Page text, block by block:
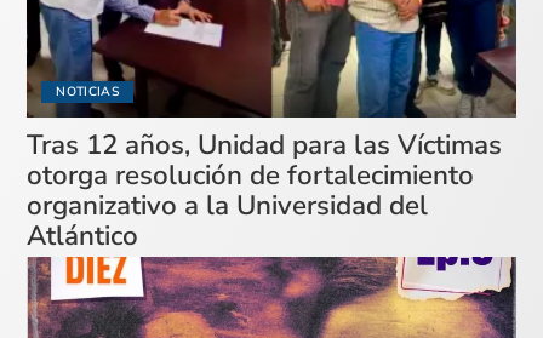
NOTICIAS
Tras 12 años, Unidad para las Víctimas
otorga resolución de fortalecimiento
organizativo a la Universidad del
Atlántico